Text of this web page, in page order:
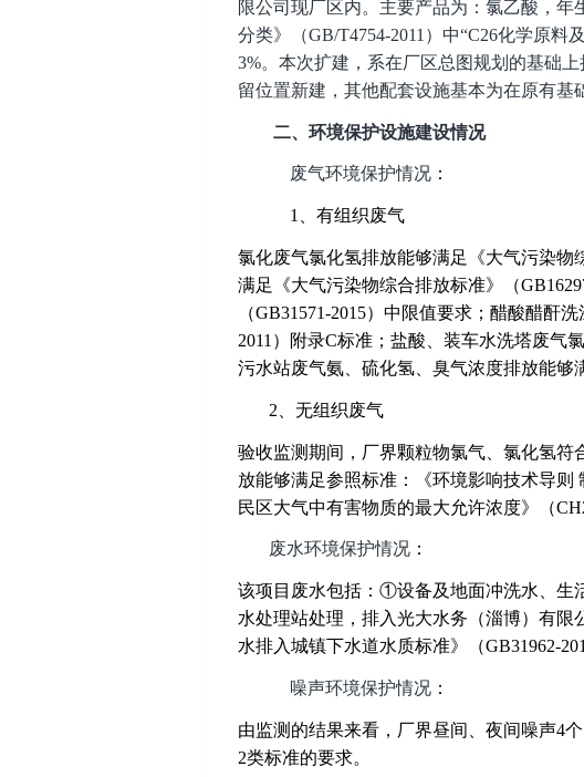
限公司现厂区内。主要产品为：氯乙酸，年
分类》（GB/T4754-2011）中“C26化学原
3%。本次扩建，系在厂区总图规划的基础
留位置新建，其他配套设施基本为在原有基
二、环境保护设施建设情况
废气环境保护情况：
1 、有组织废气
氯化废气氯化氢排放能够满足《大气污染物
满足《大气污染物综合排放标准》（
（GB31571-2015）中限值要求；醋酸醋酐
2011）附录C标准；盐酸、装车水洗塔废气
污水站废气氨、硫化氢、臭气浓度排放能够
2 、无组织废气
验收监测期间，厂界颗粒物氯气、氯化氢符
放能够满足参照标准：《环境影响技术导则
民区大气中有害物质的最大允许浓度》（
废水环境保护情况：
该项目废水包括：①设备及地面冲洗水、生
水处理站处理，排入光大水务（淄博）有
水排入城镇下水道水质标准》（GB31962-
噪声环境保护情况：
由监测的结果来看，厂界昼间、夜间噪声4
2类标准的要求。